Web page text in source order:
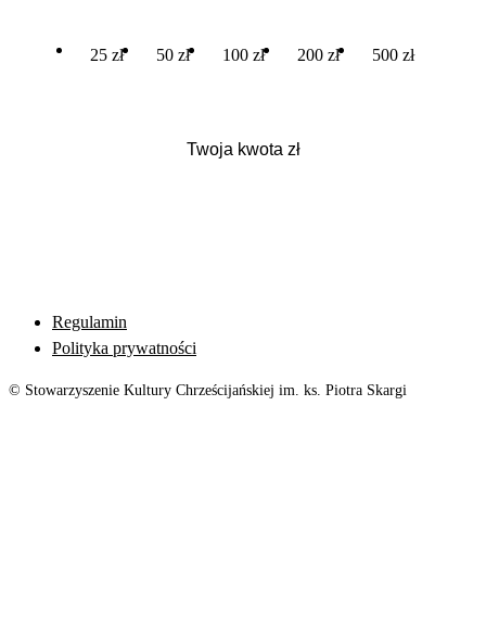
25 zł 50 zł 100 zł 200 zł 500 zł
Regulamin
Polityka prywatności
© Stowarzyszenie Kultury Chrześcijańskiej im. ks. Piotra Skargi